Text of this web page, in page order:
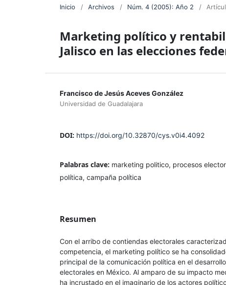
Inicio / Archivos / Núm. 4 (2005): Año 2 /
Marketing político y
Jalisco en las elecciones
Francisco de Jesús Aceves González
Universidad de Guadalajara
DOI: https://doi.org/10.32870/cys.v0i4.4092
Palabras clave: marketing politico, procesos
política, campaña política
Resumen
Con el arribo de contiendas electorales
competencia, el marketing político se ha
principal de la comunicación política en el
electorales en México. Al amparo de su impacto
ha incrustado en el imaginario de los actores